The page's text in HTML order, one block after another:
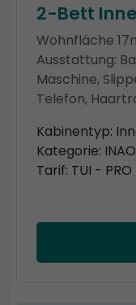
2-Bett
Wohnfläche
Ausstattung:
Maschine,
Telefon,
Kabinentyp:
Kategorie: INAO
Tarif: TUI - PRO